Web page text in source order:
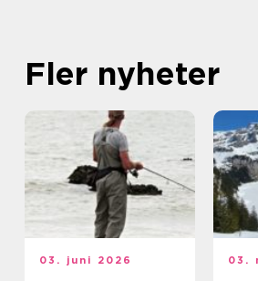
Fler nyheter
03. juni 2026 03.